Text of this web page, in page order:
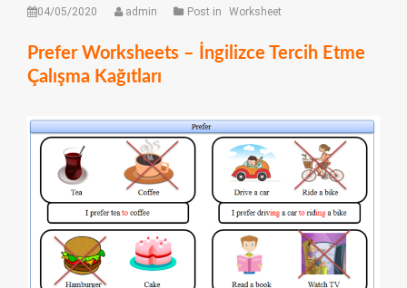
04/05/2020 admin Post in Worksheet
Prefer Worksheets – İngilizce Tercih Etme
Çalışma Kağıtları